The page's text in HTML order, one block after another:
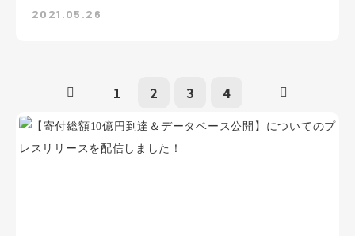
2021.05.26
1 2 3 4